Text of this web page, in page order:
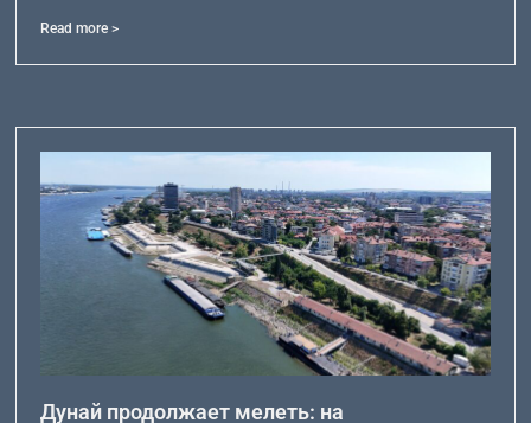
Read more >
Дунай продолжает мелеть: на